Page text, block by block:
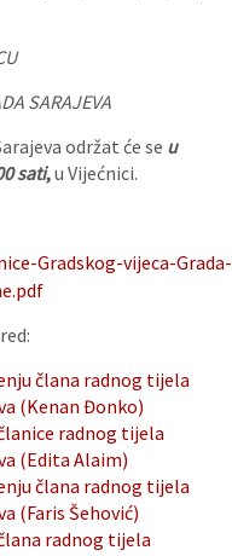
SARAJEVA
održat će se u
sati,u Vijećnici.
Gradskog-vijeca-Grada-
člana radnog tijela
(Kenan Đonko)
radnog tijela
(Edita Alaim)
člana radnog tijela
(Faris Šehović)
radnog tijela